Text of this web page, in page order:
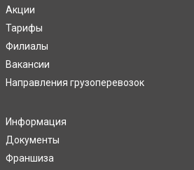
Акции
Тарифы
Филиалы
Вакансии
Направления грузоперевозок
Информация
Документы
Франшиза